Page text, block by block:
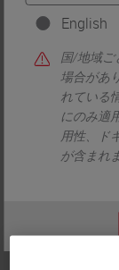
English
国/地域ご
場合があ
れている
にのみ適
用性、ド
が含まれ